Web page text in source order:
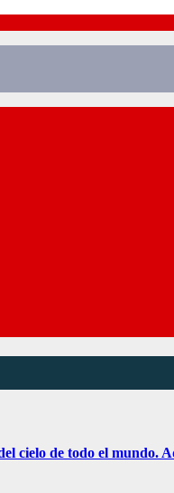
cielo de todo el mundo.